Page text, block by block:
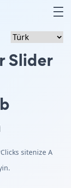
Slider
sitenize A